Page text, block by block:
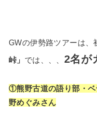
GWの伊勢路ツアーは、
峠」 では、、、 2名が
①熊野古道の語り部・
野めぐみさん